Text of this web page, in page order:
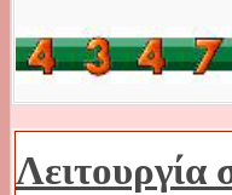
Λειτουργία